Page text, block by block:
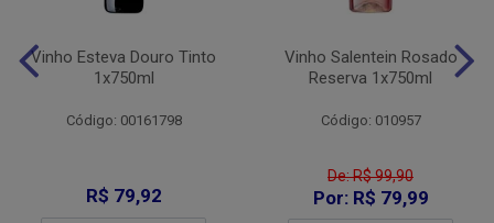
Vinho Esteva Douro Tinto
1x750ml
Código: 00161798
R$ 79,92
Vinho Salentein Rosado
Reserva 1x750ml
Código: 010957
De: R$ 99,90
Por: R$ 79,99